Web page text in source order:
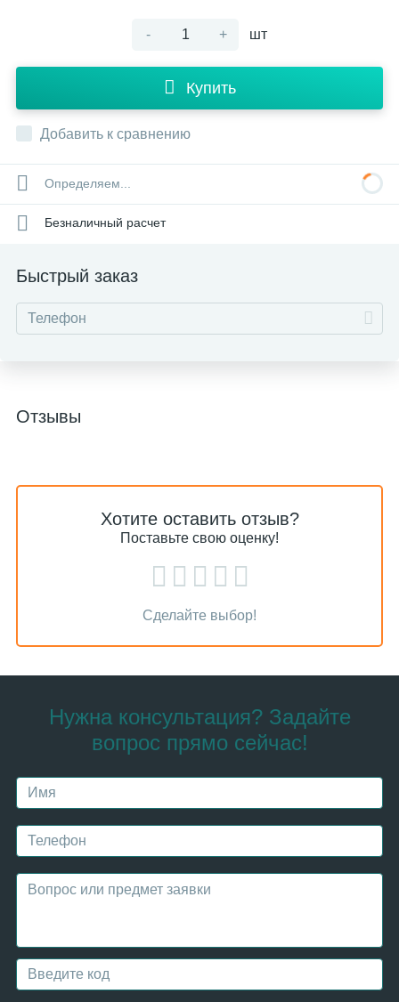
- + шт
Купить
Добавить к сравнению
Определяем...
Безналичный расчет
Быстрый заказ
Отзывы
Хотите оставить отзыв?
Поставьте свою оценку!
Сделайте выбор!
Нужна консультация? Задайте
вопрос прямо сейчас!